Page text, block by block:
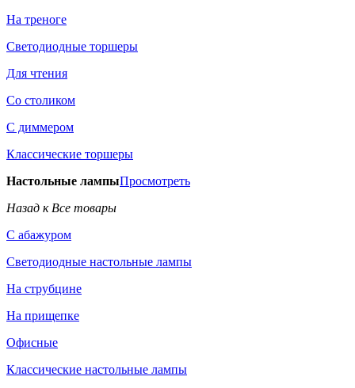
На треноге
Светодиодные торшеры
Для чтения
Со столиком
С диммером
Классические торшеры
Настольные лампыПросмотреть
Назад к Все товары
С абажуром
Светодиодные настольные лампы
На струбцине
На прищепке
Офисные
Классические настольные лампы